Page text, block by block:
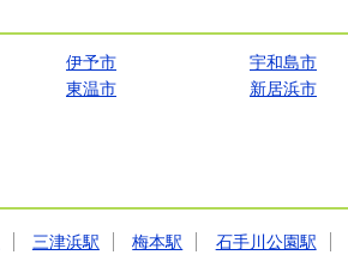
伊予市
宇和島市
東温市
新居浜市
三津浜駅 梅本駅
石手川公園駅